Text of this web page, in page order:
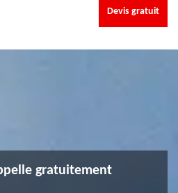
Devis gratuit
gratuitement